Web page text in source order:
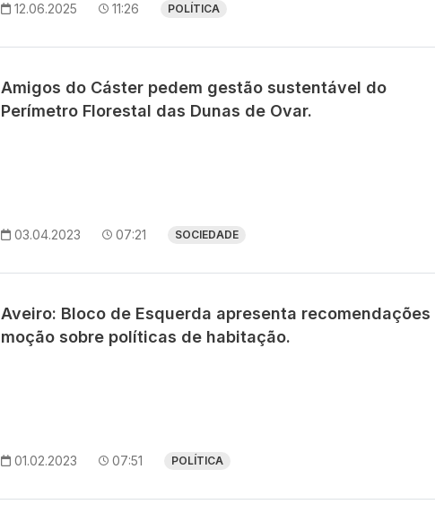
12.06.2025 11:26 POLÍTICA
Amigos do Cáster pedem gestão sustentável do
Perímetro Florestal das Dunas de Ovar.
03.04.2023 07:21 SOCIEDADE
Aveiro: Bloco de Esquerda apresenta recomendações
moção sobre políticas de habitação.
01.02.2023 07:51 POLÍTICA